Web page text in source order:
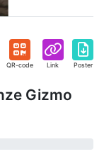
QR-code Link Poster
Gizmo